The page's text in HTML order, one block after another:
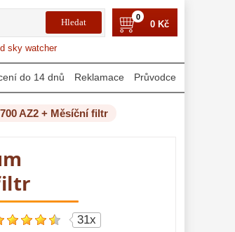
0
0 Kč
sky watcher
do 14 dnů Reklamace Průvodce
AZ2 + Měsíční filtr
31x